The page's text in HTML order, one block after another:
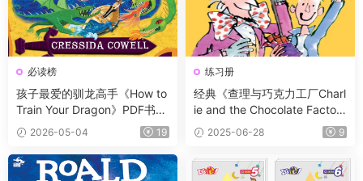
必读榜
孩子最爱的驯龙高手《How to
Train Your Dragon》PDF书籍
12册+电子书及音频+3册漫
画，蓝思值900L左右，适读年
龄:8-12岁。
2026-05-04 19
练习册
经典《查理与巧克力工厂Charl
ie and the Chocolate Factor
y》PDF书籍+原版阅读理解练
习纸含答案
2025-06-28 9